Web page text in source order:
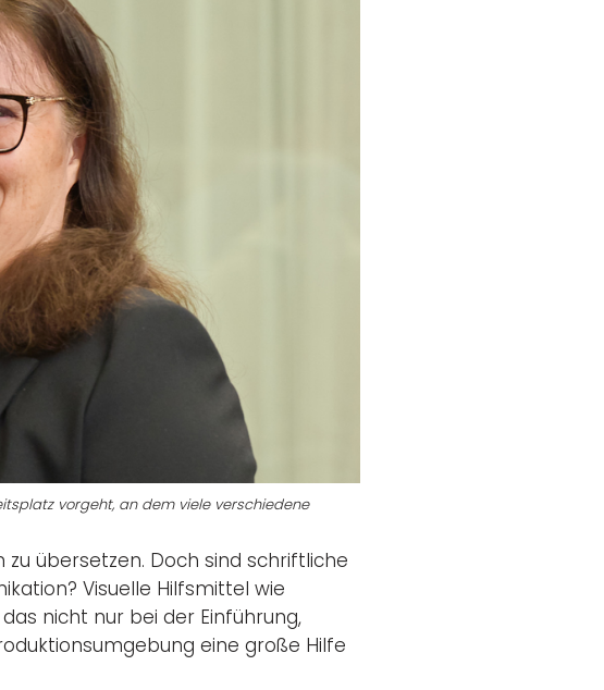
vorgeht, an dem viele verschiedene
übersetzen. Doch sind schriftliche
Visuelle Hilfsmittel wie
nicht nur bei der Einführung,
eine große Hilfe